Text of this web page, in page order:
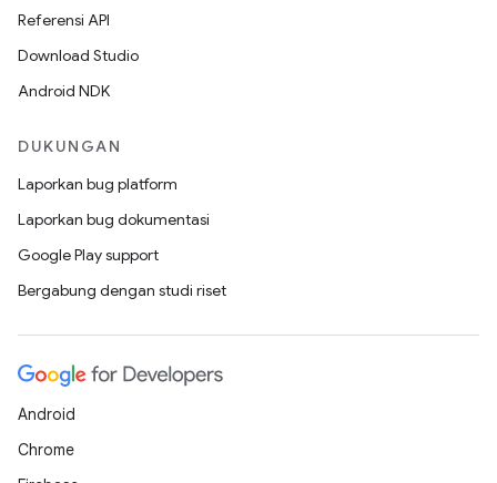
Referensi API
Download Studio
Android NDK
DUKUNGAN
Laporkan bug platform
Laporkan bug dokumentasi
Google Play support
Bergabung dengan studi riset
Android
Chrome